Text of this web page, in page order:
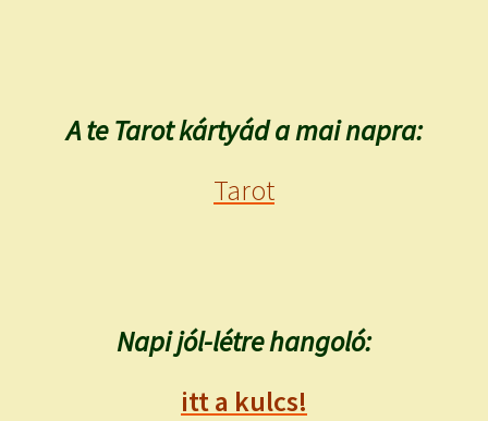
A te Tarot kártyád a mai napra:
Tarot
Napi jól-létre hangoló:
itt a kulcs!